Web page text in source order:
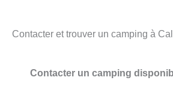
Contacter et trouver un camping à
Contacter un camping